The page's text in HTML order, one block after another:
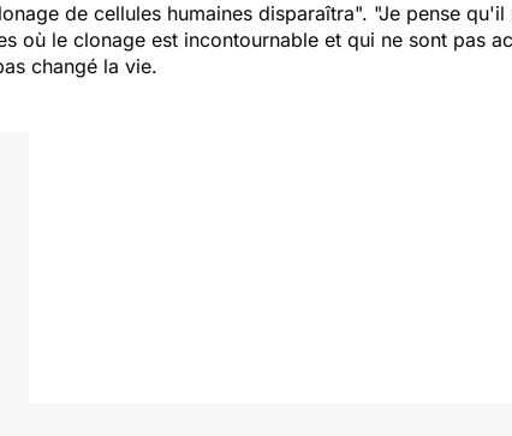
de cellules humaines disparaîtra". "Je pense
où le clonage est incontournable et qui ne sont pas
changé la vie.